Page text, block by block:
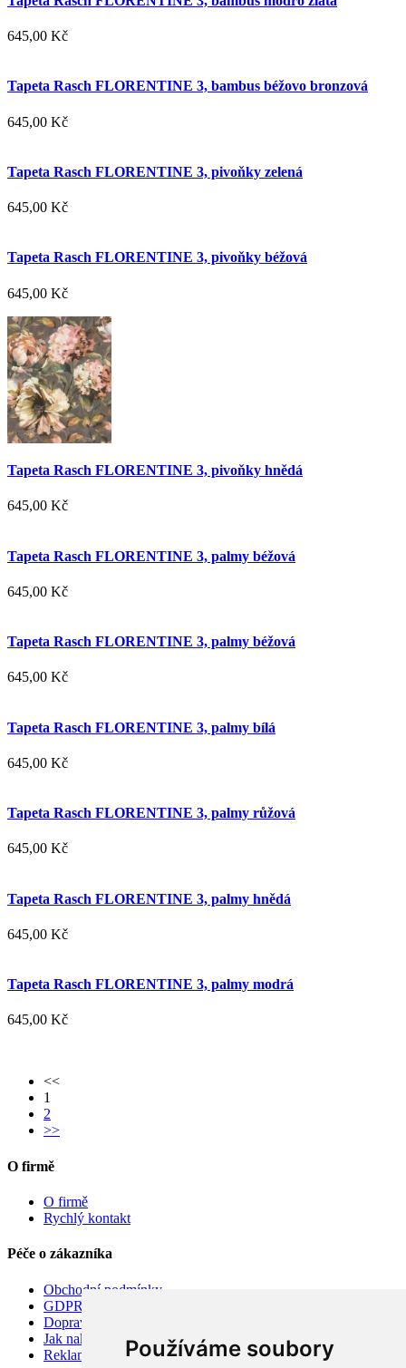
Používáme soubory
645,00 Kč
Tapeta Rasch FLORENTINE 3, bambus béžovo bronzová
645,00 Kč
Tapeta Rasch FLORENTINE 3, pivoňky zelená
645,00 Kč
Tapeta Rasch FLORENTINE 3, pivoňky béžová
645,00 Kč
Tapeta Rasch FLORENTINE 3, pivoňky hnědá
645,00 Kč
Tapeta Rasch FLORENTINE 3, palmy béžová
645,00 Kč
Tapeta Rasch FLORENTINE 3, palmy béžová
645,00 Kč
Tapeta Rasch FLORENTINE 3, palmy bílá
645,00 Kč
Tapeta Rasch FLORENTINE 3, palmy růžová
645,00 Kč
Tapeta Rasch FLORENTINE 3, palmy hnědá
645,00 Kč
Tapeta Rasch FLORENTINE 3, palmy modrá
645,00 Kč
<<
1
2
>>
O firmě
O firmě
Rychlý kontakt
Péče o zákazníka
Obchodní podmínky
GDPR
Doprava
Jak nakupovat
Reklamace